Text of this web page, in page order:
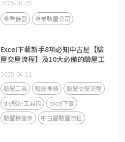
2025-04-25
專業儀器 專業驗屋公司
Excel下載新手8項必知中古屋【驗
屋交屋流程】及10大必備的驗屋工
具、神器及檢查表有哪些？
2025-04-11
驗屋工具 驗屋神器
驗屋交屋流程
diy驗屋工具包
excel下載
驗屋檢查表
中古屋驗屋流程